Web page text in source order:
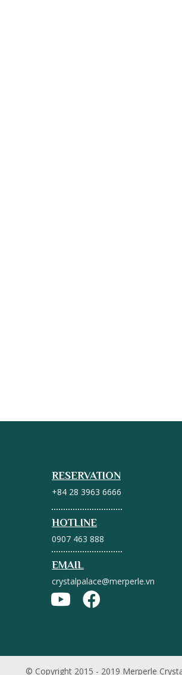
RESERVATION
+84 28 3963 6666
HOTLINE
0907 463 888
EMAIL
crystalpalace@merperle.vn
© Copyright 2015 - 2019 Merperle